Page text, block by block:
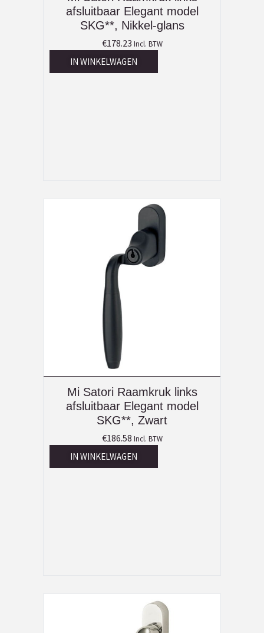
afsluitbaar Elegant model
SKG**, Nikkel-glans
€178.23 Incl. BTW
IN WINKELWAGEN
Mi Satori Raamkruk links
afsluitbaar Elegant model
SKG**, Zwart
€186.58 Incl. BTW
IN WINKELWAGEN